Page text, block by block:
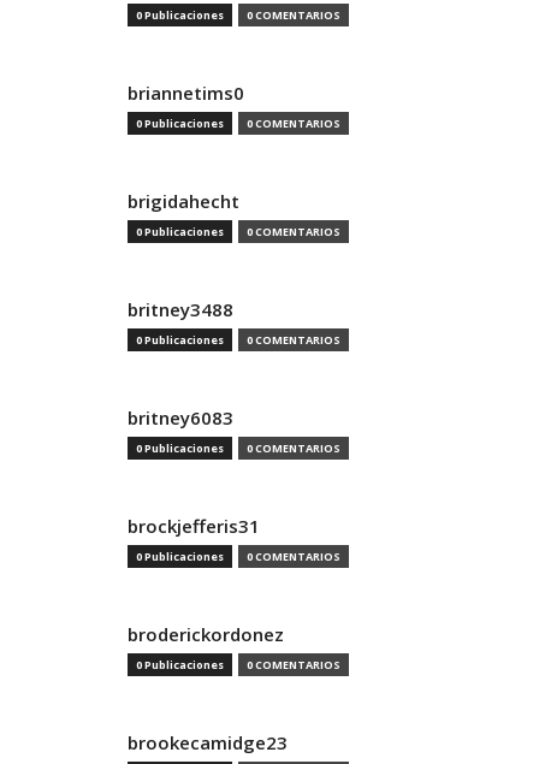
0 Publicaciones 0 COMENTARIOS
briannetims0
0 Publicaciones 0 COMENTARIOS
brigidahecht
0 Publicaciones 0 COMENTARIOS
britney3488
0 Publicaciones 0 COMENTARIOS
britney6083
0 Publicaciones 0 COMENTARIOS
brockjefferis31
0 Publicaciones 0 COMENTARIOS
broderickordonez
0 Publicaciones 0 COMENTARIOS
brookecamidge23